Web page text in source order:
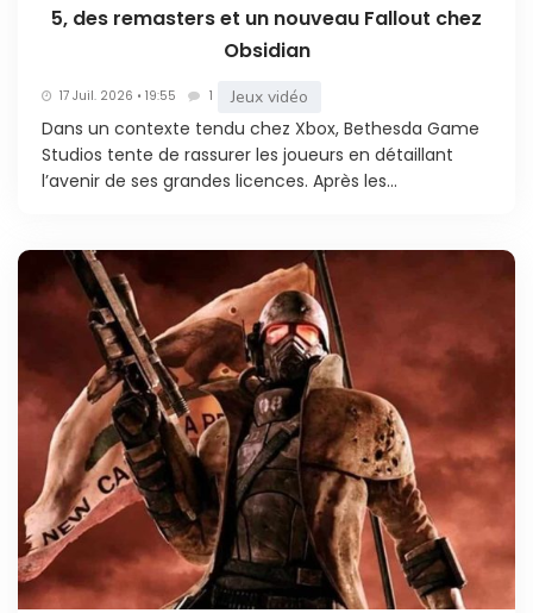
5, des remasters et un nouveau Fallout chez
Obsidian
17 Juil. 2026 • 19:55 1 Jeux vidéo
Dans un contexte tendu chez Xbox, Bethesda Game
Studios tente de rassurer les joueurs en détaillant
l’avenir de ses grandes licences. Après les...